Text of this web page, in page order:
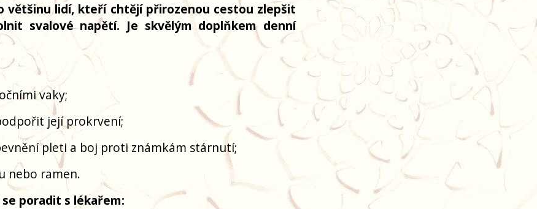
většinu lidí, kteří chtějí přirozenou cestou zlepšit
svalové napětí. Je skvělým doplňkem denní
vaky;
její prokrvení;
pleti a boj proti známkám stárnutí;
nebo ramen.
poradit s lékařem: